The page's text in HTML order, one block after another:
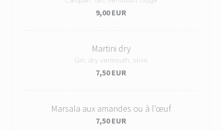
9,00 EUR
Martini dry
Gin, dry vermouth, olive
7,50 EUR
Marsala aux amandes ou à l’œuf
7,50 EUR